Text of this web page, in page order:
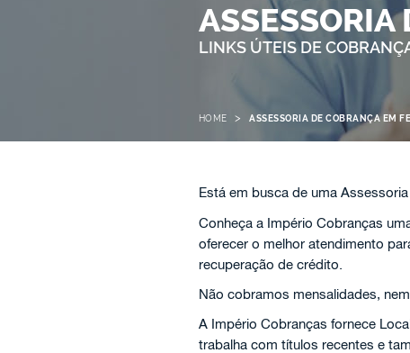
ASSESSORIA
LINKS ÚTEIS DE
HOME > ASSESSORIA DE COBRANÇA EM
Está em busca de uma
Conheça a Império Cobranças
oferecer o melhor atendimento
recuperação de crédito.
Não cobramos mensalidades,
A Império Cobranças fornece
trabalha com títulos recentes e